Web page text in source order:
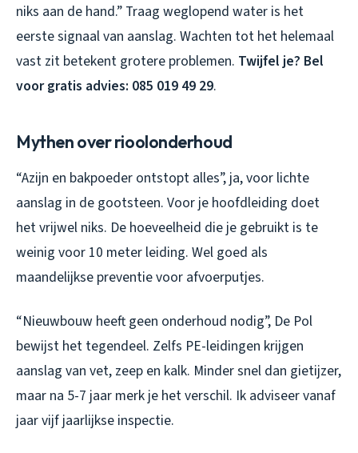
niks aan de hand.” Traag weglopend water is het
eerste signaal van aanslag. Wachten tot het helemaal
vast zit betekent grotere problemen. Twijfel je? Bel
voor gratis advies: 085 019 49 29.
Mythen over rioolonderhoud
“Azijn en bakpoeder ontstopt alles”, ja, voor lichte
aanslag in de gootsteen. Voor je hoofdleiding doet
het vrijwel niks. De hoeveelheid die je gebruikt is te
weinig voor 10 meter leiding. Wel goed als
maandelijkse preventie voor afvoerputjes.
“Nieuwbouw heeft geen onderhoud nodig”, De Pol
bewijst het tegendeel. Zelfs PE-leidingen krijgen
aanslag van vet, zeep en kalk. Minder snel dan gietijzer,
maar na 5-7 jaar merk je het verschil. Ik adviseer vanaf
jaar vijf jaarlijkse inspectie.